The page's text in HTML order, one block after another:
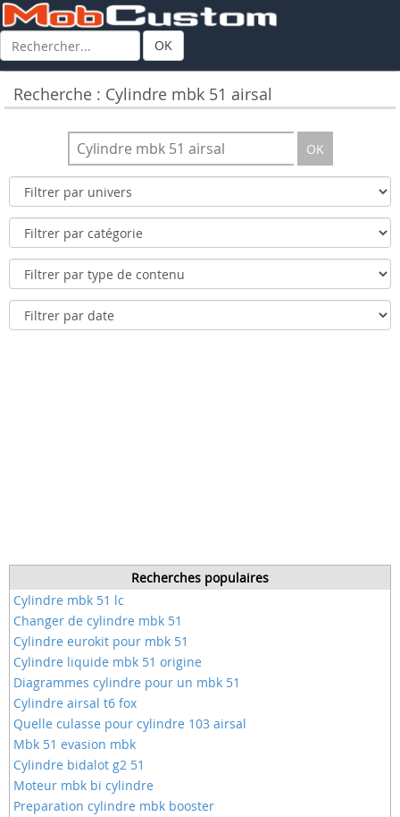
OK
Recherche : Cylindre mbk 51 airsal
OK
Recherches populaires
Cylindre mbk 51 lc
Changer de cylindre mbk 51
Cylindre eurokit pour mbk 51
Cylindre liquide mbk 51 origine
Diagrammes cylindre pour un mbk 51
Cylindre airsal t6 fox
Quelle culasse pour cylindre 103 airsal
Mbk 51 evasion mbk
Cylindre bidalot g2 51
Moteur mbk bi cylindre
Preparation cylindre mbk booster